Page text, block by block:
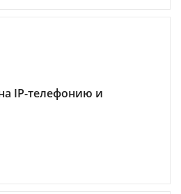
IP-телефонию и